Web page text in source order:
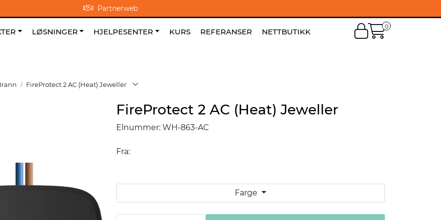
Partnerweb
| Om oss Favoritter NO|EN|FI
LØSNINGER HJELPESENTER KURS REFERANSER NETTBUTIKK
0
FireProtect 2 AC (Heat) Jeweller
FireProtect 2 AC (Heat) Jeweller
Elnummer: WH-863-AC
Fra:
Farge